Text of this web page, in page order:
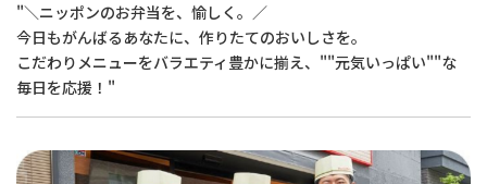
"＼ニッポンのお弁当を、愉しく。／
今日もがんばるあなたに、作りたてのおいしさを。
こだわりメニューをバラエティ豊かに揃え、""元気いっぱい""な
毎日を応援！"